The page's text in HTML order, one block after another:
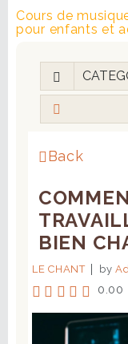
Cours de
pour enfants et
Back
BIEN
LE CHANT by